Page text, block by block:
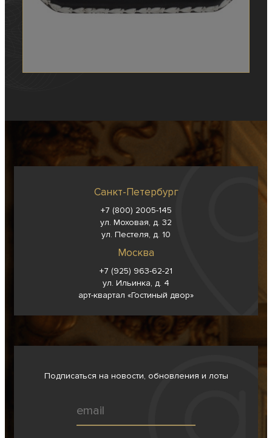
Санкт-Петербург
+7 (800) 2005-145
ул. Моховая, д. 32
ул. Пестеля, д. 10
Москва
+7 (925) 963-62-21
ул. Ильинка, д. 4
арт-квартал «Гостиный двор»
Подписаться на новости, обновления и лоты